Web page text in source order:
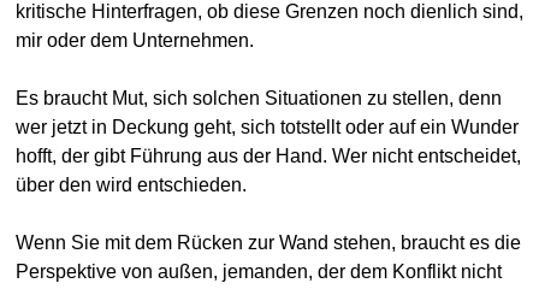
kritische Hinterfragen, ob diese Grenzen noch dienlich sind,
mir oder dem Unternehmen.
Es braucht Mut, sich solchen Situationen zu stellen, denn
wer jetzt in Deckung geht, sich totstellt oder auf ein Wunder
hofft, der gibt Führung aus der Hand. Wer nicht entscheidet,
über den wird entschieden.
Wenn Sie mit dem Rücken zur Wand stehen, braucht es die
Perspektive von außen, jemanden, der dem Konflikt nicht